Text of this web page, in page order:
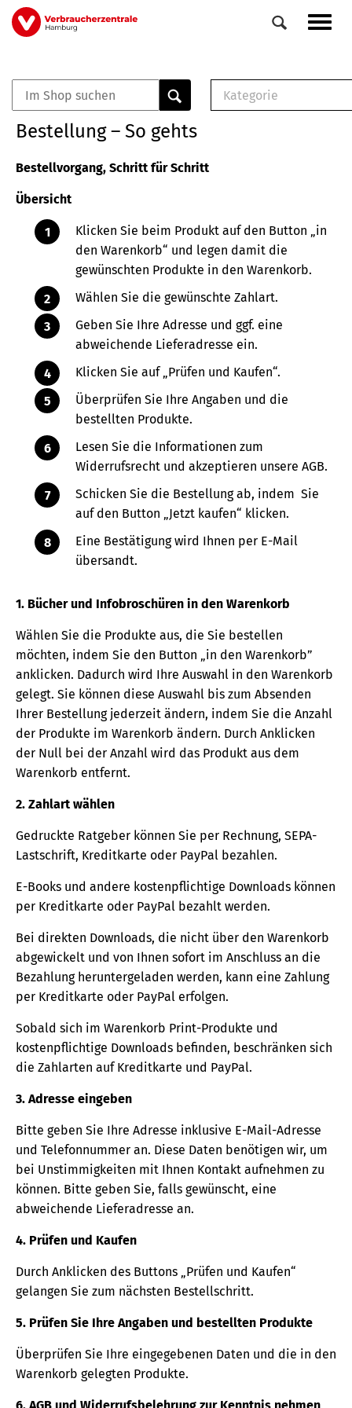
Direkt
zum
Veranstaltungen
0
Elemente
Kategorie
Buch
Bestellung – So gehts
Bestellvorgang, Schritt für Schritt
Übersicht
Klicken Sie beim Produkt auf den Button „in
den Warenkorb“ und legen damit die
gewünschten Produkte in den Warenkorb.
Wählen Sie die gewünschte Zahlart.
Geben Sie Ihre Adresse und ggf. eine
abweichende Lieferadresse ein.
Klicken Sie auf „Prüfen und Kaufen“.
Überprüfen Sie Ihre Angaben und die
bestellten Produkte.
Lesen Sie die Informationen zum
Widerrufsrecht und akzeptieren unsere AGB.
Schicken Sie die Bestellung ab, indem Sie
auf den Button „Jetzt kaufen“ klicken.
Eine Bestätigung wird Ihnen per E-Mail
übersandt.
1. Bücher und Infobroschüren in den Warenkorb
Wählen Sie die Produkte aus, die Sie bestellen
möchten, indem Sie den Button „in den Warenkorb”
anklicken. Dadurch wird Ihre Auswahl in den Warenkorb
gelegt. Sie können diese Auswahl bis zum Absenden
Ihrer Bestellung jederzeit ändern, indem Sie die Anzahl
der Produkte im Warenkorb ändern. Durch Anklicken
der Null bei der Anzahl wird das Produkt aus dem
Warenkorb entfernt.
2. Zahlart wählen
Gedruckte Ratgeber können Sie per Rechnung, SEPA-
Lastschrift, Kreditkarte oder PayPal bezahlen.
E-Books und andere kostenpflichtige Downloads können
per Kreditkarte oder PayPal bezahlt werden.
Bei direkten Downloads, die nicht über den Warenkorb
abgewickelt und von Ihnen sofort im Anschluss an die
Bezahlung heruntergeladen werden, kann eine Zahlung
per Kreditkarte oder PayPal erfolgen.
Sobald sich im Warenkorb Print-Produkte und
kostenpflichtige Downloads befinden, beschränken sich
die Zahlarten auf Kreditkarte und PayPal.
3. Adresse eingeben
Bitte geben Sie Ihre Adresse inklusive E-Mail-Adresse
und Telefonnummer an. Diese Daten benötigen wir, um
bei Unstimmigkeiten mit Ihnen Kontakt aufnehmen zu
können. Bitte geben Sie, falls gewünscht, eine
abweichende Lieferadresse an.
4. Prüfen und Kaufen
Durch Anklicken des Buttons „Prüfen und Kaufen“
gelangen Sie zum nächsten Bestellschritt.
5. Prüfen Sie Ihre Angaben und bestellten Produkte
Überprüfen Sie Ihre eingegebenen Daten und die in den
Warenkorb gelegten Produkte.